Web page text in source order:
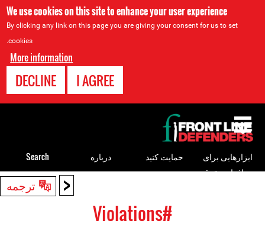
We use cookies on this site to enhance your user experience
By clicking any link on this page you are giving your consent for us to set
cookies.
More information
I AGREE
DECLINE
< ترجمه
#Violations
to
top
ابزارهایی برای
مدافعان حقوق
حمایت کنید درباره Search